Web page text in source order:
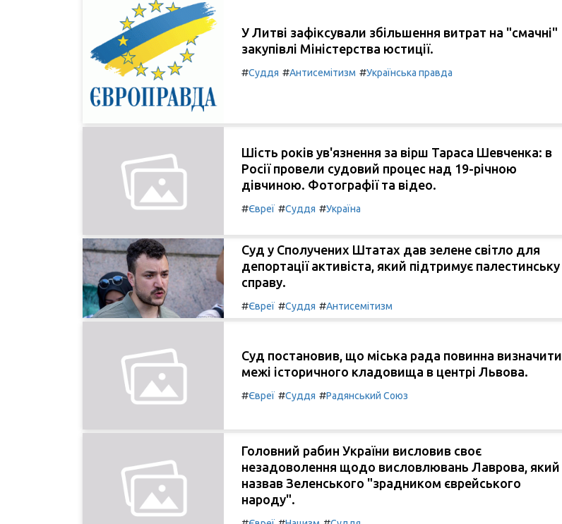
У Литві зафіксували збільшення витрат на "смачні"
закупівлі Міністерства юстиції.
#Суддя #Антисемітизм #Українська правда
Шість років ув'язнення за вірш Тараса Шевченка: в
Росії провели судовий процес над 19-річною
дівчиною. Фотографії та відео.
#Євреї #Суддя #Україна
Суд у Сполучених Штатах дав зелене світло для
депортації активіста, який підтримує палестинську
справу.
#Євреї #Суддя #Антисемітизм
Суд постановив, що міська рада повинна визначити
межі історичного кладовища в центрі Львова.
#Євреї #Суддя #Радянський Союз
Головний рабин України висловив своє
незадоволення щодо висловлювань Лаврова, який
назвав Зеленського "зрадником єврейського
народу".